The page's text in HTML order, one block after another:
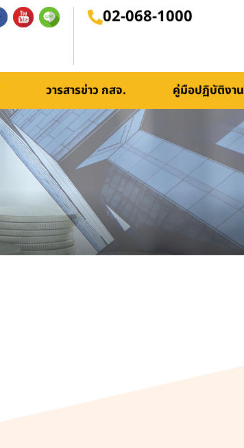
02-068-1000
วารสารข่าว กสจ. คู่มือปฏิบัติงาน